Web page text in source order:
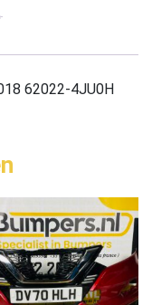
62022-4JU0H